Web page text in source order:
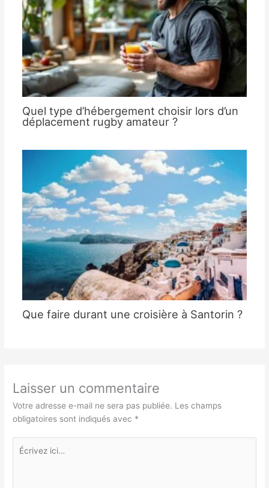
Quel type d’hébergement choisir lors d’un
déplacement rugby amateur ?
Que faire durant une croisière à Santorin ?
Laisser un commentaire
Votre adresse e-mail ne sera pas publiée. Les champs
obligatoires sont indiqués avec *
Écrivez
ici…